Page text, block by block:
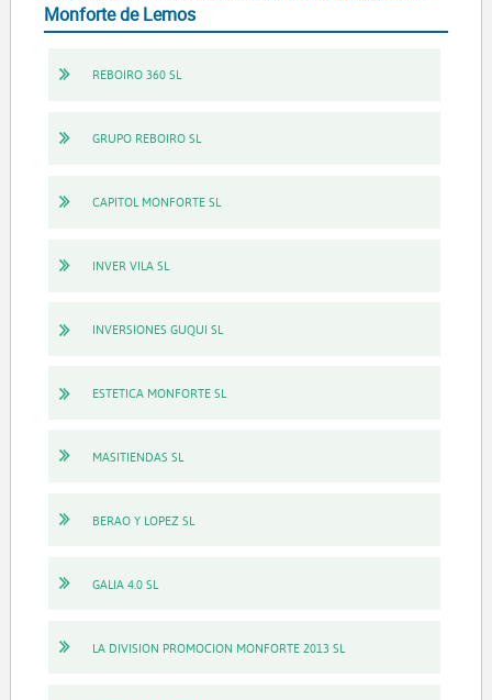
Monforte de Lemos
REBOIRO 360 SL
GRUPO REBOIRO SL
CAPITOL MONFORTE SL
INVER VILA SL
INVERSIONES GUQUI SL
ESTETICA MONFORTE SL
MASITIENDAS SL
BERAO Y LOPEZ SL
GALIA 4.0 SL
LA DIVISION PROMOCION MONFORTE 2013 SL